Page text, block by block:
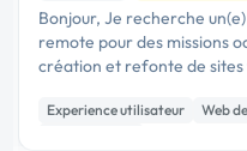
Bonjour, Je recherche
remote pour des missions
création et refonte de sites
landing pages. Profil
complets …
Experience utilisateur
Web